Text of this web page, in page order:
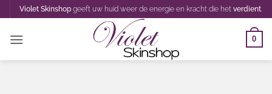
naar
inhoud
Violet Skinshopgeeft uw huid weer de energie en kracht die het verdient.
0